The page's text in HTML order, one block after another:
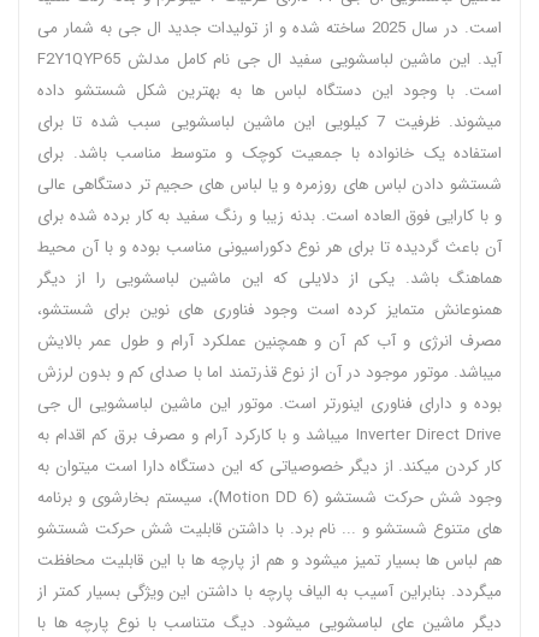
است. در سال 2025 ساخته شده و از تولیدات جدید ال جی به شمار می
آید. این ماشین لباسشویی سفید ال جی نام کامل مدلش F2Y1QYP65
است. با وجود این دستگاه لباس ها به بهترین شکل شستشو داده
میشوند. ظرفیت 7 کیلویی این ماشین لباسشویی سبب شده تا برای
استفاده یک خانواده با جمعیت کوچک و متوسط مناسب باشد. برای
شستشو دادن لباس های روزمره و یا لباس های حجیم تر دستگاهی عالی
و با کارایی فوق العاده است. بدنه زیبا و رنگ سفید به کار برده شده برای
آن باعث گردیده تا برای هر نوع دکوراسیونی مناسب بوده و با آن محیط
هماهنگ باشد. یکی از دلایلی که این ماشین لباسشویی را از دیگر
همنوعانش متمایز کرده است وجود فناوری های نوین برای شستشو،
مصرف انرژی و آب کم آن و همچنین عملکرد آرام و طول عمر بالایش
میباشد. موتور موجود در آن از نوع قذرتمند اما با صدای کم و بدون لرزش
بوده و دارای فناوری اینورتر است. موتور این ماشین لباسشویی ال جی
Inverter Direct Drive میباشد و با کارکرد آرام و مصرف برق کم اقدام به
کار کردن میکند. از دیگر خصوصیاتی که این دستگاه دارا است میتوان به
وجود شش حرکت شستشو (6 Motion DD)، سیستم بخارشوی و برنامه
های متنوع شستشو و ... نام برد. با داشتن قابلیت شش حرکت شستشو
هم لباس ها بسیار تمیز میشود و هم از پارچه ها با این قابلیت محافظت
میگردد. بنابراین آسیب به الیاف پارچه با داشتن این ویژگی بسیار کمتر از
دیگر ماشین عای لباسشویی میشود. دیگ متناسب با نوع پارچه ها با